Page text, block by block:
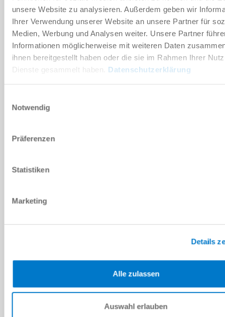
unsere Website zu analysieren. Außerdem geben wir
Ihrer Verwendung unserer Website an unsere Partner für
Medien, Werbung und Analysen weiter. Unsere Partner
Informationen möglicherweise mit weiteren Daten
ihnen bereitgestellt haben oder die sie im Rahmen Ihrer
Dienste gesammelt haben. Datenschutzerklärung
Notwendig
Präferenzen
Statistiken
Marketing
Details
Alle zulassen
Auswahl erlauben
65 [N]
30 [mm]
220 [N]